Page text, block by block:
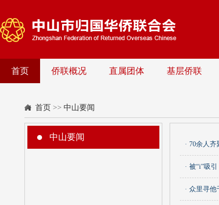
首页 侨联概况 直属团体 基层侨联
首页 >> 中山要闻
中山要闻
· 70余人
· 被“i”吸
· 众里寻